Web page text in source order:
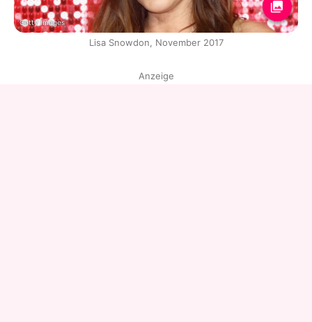
Getty Images
Lisa Snowdon, November 2017
Anzeige